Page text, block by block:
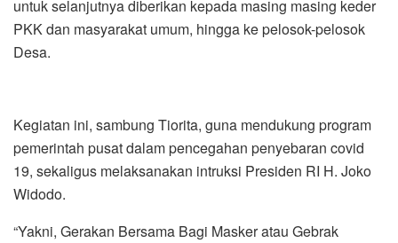
untuk selanjutnya diberikan kepada masing masing keder
PKK dan masyarakat umum, hingga ke pelosok-pelosok
Desa.
Kegiatan ini, sambung Tiorita, guna mendukung program
pemerintah pusat dalam pencegahan penyebaran covid
19, sekaligus melaksanakan intruksi Presiden RI H. Joko
Widodo.
“Yakni, Gerakan Bersama Bagi Masker atau Gebrak